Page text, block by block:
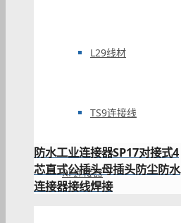
L29线材
TS9连接线
RF连接器
防水工业连接器SP17对接式4
芯直式公插头母插头防尘防水
连接器接线焊接